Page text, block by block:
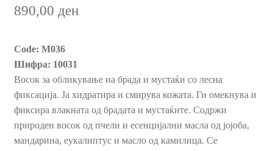
Продавница
890,00 ден
Code: M036
Шифра: 10031
Восок за обликување на брада и мустаќи со лесна
фиксација. Ја хидратира и смирува кожата. Ги омекнува и
фиксира влакната од брадата и мустаќите. Содржи
природен восок од пчели и есенцијални масла од јојоба,
мандарина, еукалиптус и масло од камилица. Се